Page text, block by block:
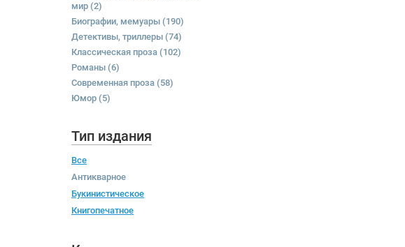
мир (2)
Биографии, мемуары (190)
Детективы, триллеры (74)
Классическая проза (102)
Романы (6)
Современная проза (58)
Юмор (5)
Тип издания
Все
Антикварное
Букинистическое
Книгопечатное